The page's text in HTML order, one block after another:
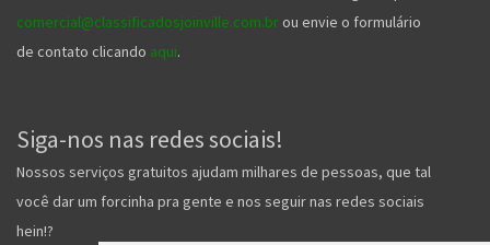
comercial@classificadosjoinville.com.br ou envie o formulário
de contato clicando aqui.
Siga-nos nas redes sociais!
Nossos serviços gratuitos ajudam milhares de pessoas, que tal
você dar um forcinha pra gente e nos seguir nas redes sociais
hein!?